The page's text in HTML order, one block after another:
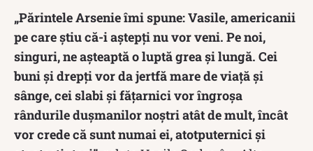
„Părintele Arsenie îmi spune: Vasile, americanii
pe care ştiu că-i aştepţi nu vor veni. Pe noi,
singuri, ne aşteaptă o luptă grea şi lungă. Cei
buni şi drepţi vor da jertfă mare de viaţă şi
sânge, cei slabi şi făţarnici vor îngroşa
rândurile duşmanilor noştri atât de mult, încât
vor crede că sunt numai ei, atotputernici şi